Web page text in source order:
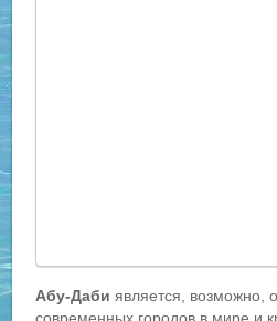
Абу-Даби является, возможно,